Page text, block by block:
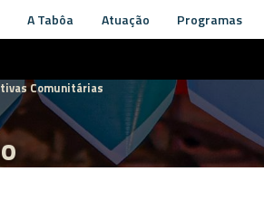
A Tabôa Atuação Programas
Comunitárias